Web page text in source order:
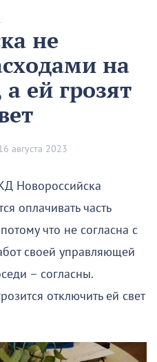
не
на
ей грозят
августа 2023
Новороссийска
оплачивать часть
что не согласна с
своей управляющей
– согласны.
отключить ей свет